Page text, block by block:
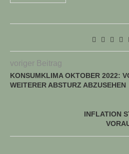
voriger Beitrag
KONSUMKLIMA OKTOBER 2022:
WEITERER ABSTURZ ABZUSEHEN
INFLATION